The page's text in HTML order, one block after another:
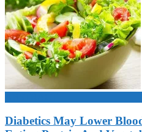
Diabetics May Lower